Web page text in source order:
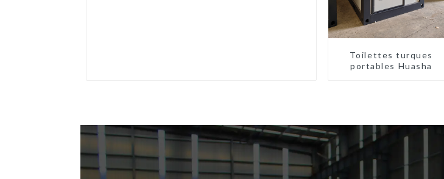
Toilettes turques
portables Huasha